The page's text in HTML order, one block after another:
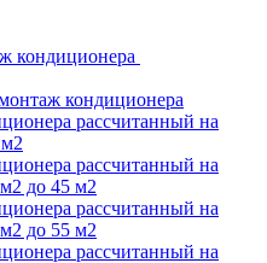
кондиционера
кондиционера
рассчитанный на
рассчитанный на
до 45 м2
рассчитанный на
до 55 м2
рассчитанный на